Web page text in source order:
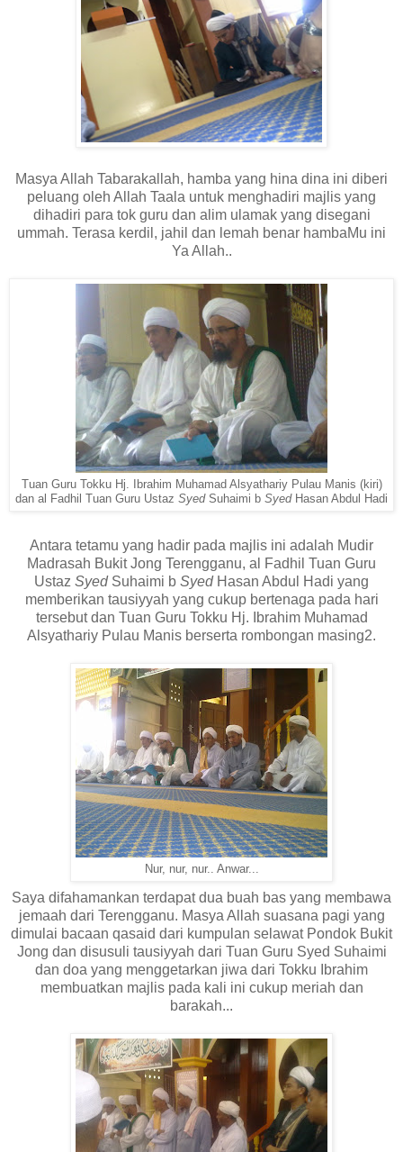
Masya Allah Tabarakallah, hamba yang hina dina ini diberi
peluang oleh Allah Taala untuk menghadiri majlis yang
dihadiri para tok guru dan alim ulamak yang disegani
ummah. Terasa kerdil, jahil dan lemah benar hambaMu ini
Ya Allah..
Tuan Guru Tokku Hj. Ibrahim Muhamad Alsyathariy Pulau Manis (kiri)
dan al Fadhil Tuan Guru Ustaz SyedSuhaimi b SyedHasan Abdul Hadi
Antara tetamu yang hadir pada majlis ini adalah Mudir
Madrasah Bukit Jong Terengganu, al Fadhil Tuan Guru
Ustaz SyedSuhaimi b SyedHasan Abdul Hadi yang
memberikan tausiyyah yang cukup bertenaga pada hari
tersebut dan Tuan Guru Tokku Hj. Ibrahim Muhamad
Alsyathariy Pulau Manis berserta rombongan masing2.
Nur, nur, nur.. Anwar...
Saya difahamankan terdapat dua buah bas yang membawa
jemaah dari Terengganu. Masya Allah suasana pagi yang
dimulai bacaan qasaid dari kumpulan selawat Pondok Bukit
Jong dan disusuli tausiyyah dari Tuan Guru Syed Suhaimi
dan doa yang menggetarkan jiwa dari Tokku Ibrahim
membuatkan majlis pada kali ini cukup meriah dan
barakah...